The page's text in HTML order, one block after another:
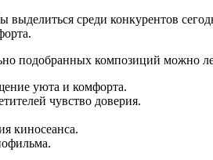
среди конкурентов
подобранных композиций можно
уюта и комфорта.
чувство доверия.
киносеанса.